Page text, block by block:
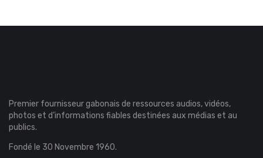
Premier fournisseur gabonais de ressources audios, vidéos,
photos et d’informations fiables destinées aux médias et au
publics.
Fondé le 30 Novembre 1960.